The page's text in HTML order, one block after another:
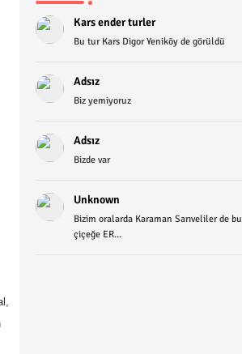
Kars ender turler
Bu tur Kars Digor Yeniköy de görüldü
Adsız
Biz yemiyoruz
Adsız
Bizde var
Unknown
Bizim oralarda Karaman Sarıveliler de bu
çiçeğe ER...